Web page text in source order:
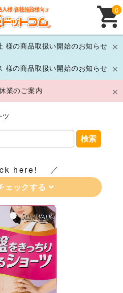
様の商品取扱い開始のお知らせ
様の商品取扱い開始のお知らせ
業のご案内
0
ツ
検索
here!
ェックする